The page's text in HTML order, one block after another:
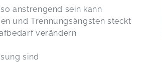
anstrengend sein kann
und Trennungsängsten steckt
verändern
sind